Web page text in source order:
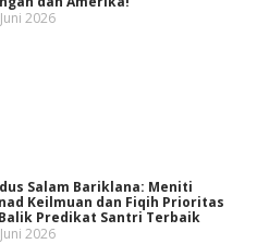
2026
Salam Bariklana: Meniti
Keilmuan dan Fiqih Prioritas
Predikat Santri Terbaik
2026